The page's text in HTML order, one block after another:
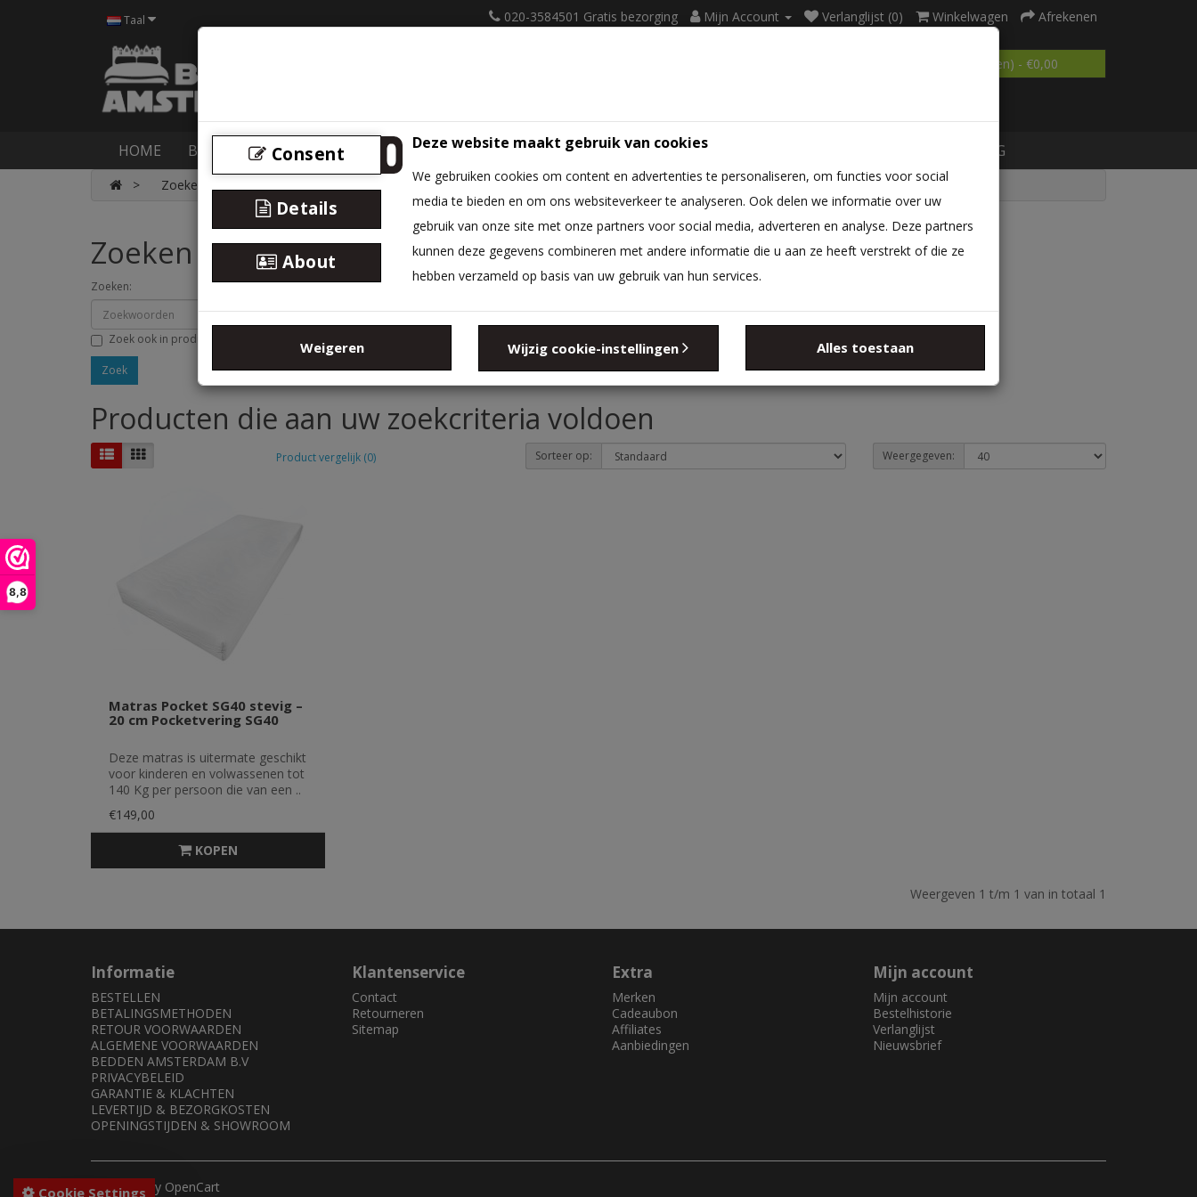
8,8
Taal 020-3584501 Gratis bezorging Mijn Account Verlanglijst (0) Winkelwagen Afrekenen
0 product(en) - €0,00
HOME BOXSPRINGS BEDDEN MATRASSEN BEDBODEM BEDTEXTIEL BLOG
Zoeken
Zoeken
Zoeken:
Zoeken in sub-categorieën
Zoek ook in productomschrijving
Producten die aan uw zoekcriteria voldoen
Product vergelijk (0) Sorteer op: Weergegeven:
Matras Pocket SG40 stevig –
20 cm Pocketvering SG40
Deze matras is uitermate geschikt
voor kinderen en volwassenen tot
140 Kg per persoon die van een ..
€149,00
KOPEN
Weergeven 1 t/m 1 van in totaal 1
Informatie
BESTELLEN
BETALINGSMETHODEN
RETOUR VOORWAARDEN
ALGEMENE VOORWAARDEN
BEDDEN AMSTERDAM B.V
PRIVACYBELEID
GARANTIE & KLACHTEN
LEVERTIJD & BEZORGKOSTEN
OPENINGSTIJDEN & SHOWROOM
Klantenservice
Contact
Retourneren
Sitemap
Extra
Merken
Cadeaubon
Affiliates
Aanbiedingen
Mijn account
Mijn account
Bestelhistorie
Verlanglijst
Nieuwsbrief
Cookie Settings
Consent
Details
About
Deze website maakt gebruik van cookies
We gebruiken cookies om content en advertenties te personaliseren, om functies voor social
media te bieden en om ons websiteverkeer te analyseren. Ook delen we informatie over uw
gebruik van onze site met onze partners voor social media, adverteren en analyse. Deze partners
kunnen deze gegevens combineren met andere informatie die u aan ze heeft verstrekt of die ze
hebben verzameld op basis van uw gebruik van hun services.
Weigeren Wijzig cookie-instellingen Alles toestaan
Powered By OpenCart